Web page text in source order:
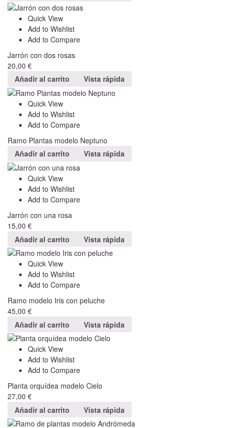
Quick View
Add to Wishlist
Add to Compare
Jarrón con dos rosas
20,00 €
Añadir al carrito
Vista rápida
Quick View
Add to Wishlist
Add to Compare
Ramo Plantas modelo Neptuno
Añadir al carrito
Vista rápida
Quick View
Add to Wishlist
Add to Compare
Jarrón con una rosa
15,00 €
Añadir al carrito
Vista rápida
Quick View
Add to Wishlist
Add to Compare
Ramo modelo Iris con peluche
45,00 €
Añadir al carrito
Vista rápida
Quick View
Add to Wishlist
Add to Compare
Planta orquídea modelo Cielo
27,00 €
Añadir al carrito
Vista rápida